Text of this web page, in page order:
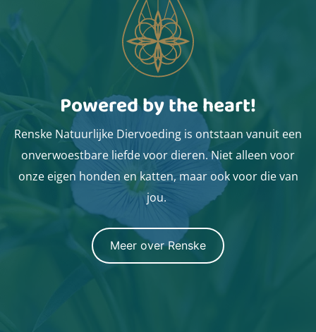
Powered by the heart!
Renske Natuurlijke Diervoeding is ontstaan vanuit een
onverwoestbare liefde voor dieren. Niet alleen voor
onze eigen honden en katten, maar ook voor die van
jou.
Meer over Renske